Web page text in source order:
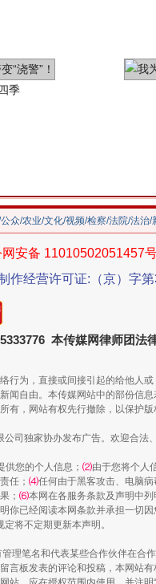
晓
案透视
众/农业/文化/视频/检察/法院/法治/
安备 11010502051457
作经营许可证:（京）字
本传媒网律师团法
行为，直接或间接引起的给他人
闻自由。本传媒网站中的部份信
，网站有权先行撤除，以保护
司独家协办发布广告。欢迎合法
您的个人信息； ⑵由于您将个人
任； ⑷任何由于黑客攻击、电脑
； ⑹本网在各服务条款及声明中列
你已经阅读本网条款并承担一切
将不定期更新本声明。
理笔名和代表某些合作伙伴在合
言板发表的评论和投稿，本网站